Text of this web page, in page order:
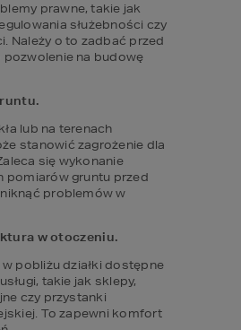
prawne, takie jak
służebności czy
Należy o to zadbać przed
na budowę
lub na terenach
stanowić zagrożenie dla
się wykonanie
pomiarów gruntu przed
problemów w
w otoczeniu.
pobliżu działki dostępne
takie jak sklepy,
czy przystanki
To zapewni komfort